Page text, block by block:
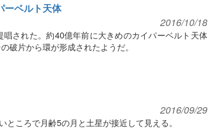
ーベルト天体
2016/10/18
された。約40億年前に大きめのカイパーベルト天体
破片から環が形成されたようだ。
2016/09/29
ころで月齢5の月と土星が接近して見える。